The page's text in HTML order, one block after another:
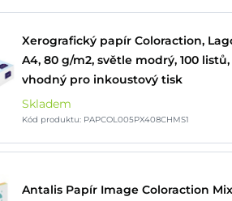
Xerografický papír Coloraction,
A4, 80 g/m2, světle modrý, 100 listů,
vhodný pro inkoustový tisk
Skladem
Kód produktu: PAPCOL005PX408CHMS1
Antalis Papír Image Coloraction Mix